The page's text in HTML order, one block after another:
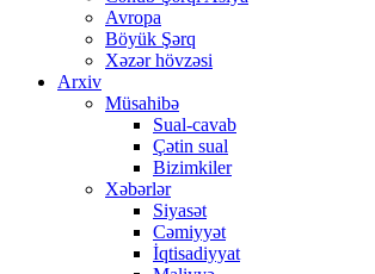
Avropa
Böyük Şərq
Xəzər hövzəsi
Arxiv
Müsahibə
Sual-cavab
Çətin sual
Bizimkiler
Xəbərlər
Siyasət
Cəmiyyət
İqtisadiyyat